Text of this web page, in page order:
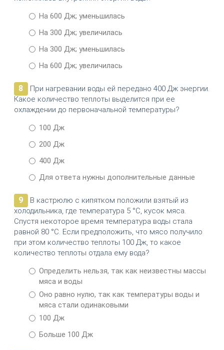
На 600 Дж; уменьшилась
На 300 Дж; увеличилась
На 300 Дж; уменьшилась
На 600 Дж; увеличилась
8
При нагревании воды ей передано 400 Дж энергии.
Какое количество теплоты выделится при ее
охлаждении до первоначальной температуры?
100 Дж
200 Дж
400 Дж
Для ответа нужны дополнительные данные
9
В кастрюлю с кипятком положили взятый из
холодильника, где температура 5 °С, кусок мяса.
Спустя некоторое время температура воды стала
равной 80 °С. Если предположить, что мясо получило
при этом количество теплоты 100 Дж, то какое
количество теплоты отдала ему вода?
Определить нельзя, так как неизвестны массы
мяса и воды
Оно равно нулю, так как температуры воды и
мяса стали одинаковыми
100 Дж
Больше 100 Дж